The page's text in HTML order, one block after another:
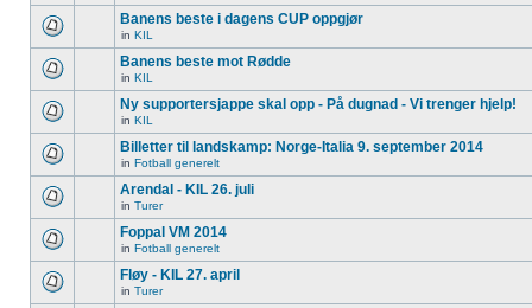
Banens beste i dagens CUP oppgjør
in KIL
Banens beste mot Rødde
in KIL
Ny supportersjappe skal opp - På dugnad - Vi trenger hjelp!
in KIL
Billetter til landskamp: Norge-Italia 9. september 2014
in Fotball generelt
Arendal - KIL 26. juli
in Turer
Foppal VM 2014
in Fotball generelt
Fløy - KIL 27. april
in Turer